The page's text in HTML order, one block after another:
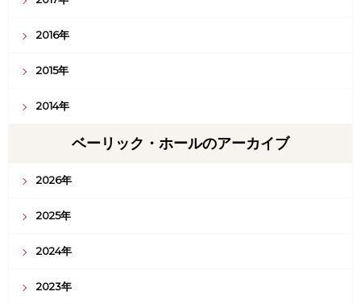
2016年
2015年
2014年
ベーリック・ホールのアーカイブ
2026年
2025年
2024年
2023年